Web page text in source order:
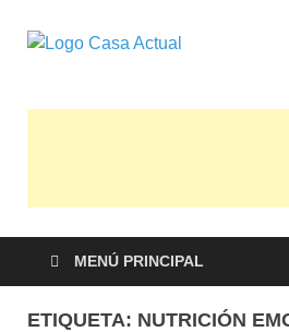
bricolaje,
MENÚ PRINCIPAL
ETIQUETA: NUTRICIÓN